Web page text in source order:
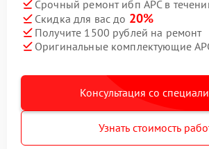
Срочный ремонт ибп APC в
Скидка для вас до 20%
Получите 1500 рублей на ремонт
Оригинальные комплектующие
Консультация со
Узнать стоимость